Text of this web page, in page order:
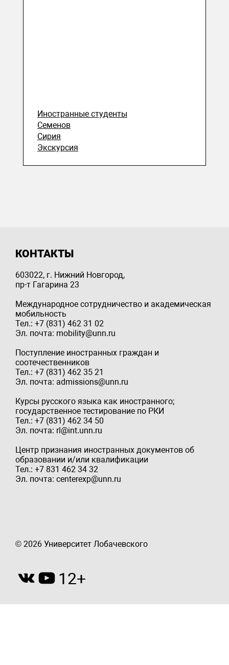
Иностранные студенты
Семенов
Сирия
Экскурсия
КОНТАКТЫ
603022, г. Нижний Новгород,
пр-т Гагарина 23
Международное сотрудничество и академическая
мобильность
Тел.: +7 (831) 462 31 02
Эл. почта: mobility@unn.ru
Поступление иностранных граждан и
соотечественников
Тел.: +7 (831) 462 35 21
Эл. почта: admissions@unn.ru
Курсы русского языка как иностранного;
государственное тестирование по РКИ
Тел.: +7 (831) 462 34 50
Эл. почта: rl@int.unn.ru
Центр признания иностранных документов об
образовании и/или квалификации
Тел.: +7 831 462 34 32
Эл. почта: centerexp@unn.ru
© 2026 Университет Лобачевского
12+